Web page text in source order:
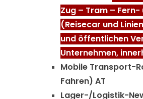
Zug – Tram –
(Reisecar und
und öffentlichen
Unternehmen,
Mobile Transport-
Fahren) AT
Lager-/Logistik-